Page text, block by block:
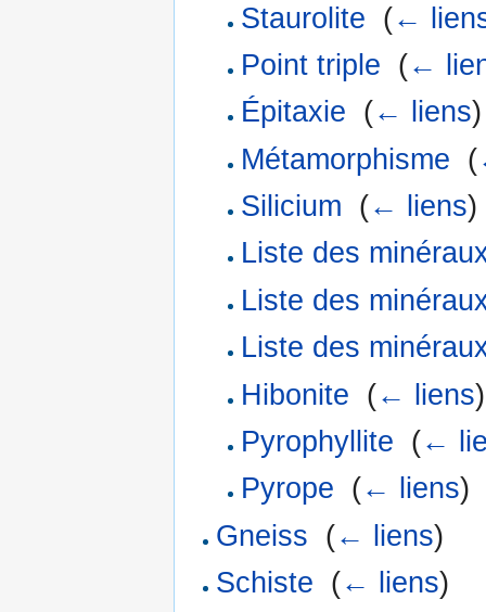
Staurolite (←
Point triple (←
Épitaxie (← liens)
Métamorphisme (
Silicium (← liens)
Liste des
Liste des
Liste des
Hibonite (← liens)
Pyrophyllite (←
Pyrope (← liens)
Gneiss (← liens)
Schiste (← liens)